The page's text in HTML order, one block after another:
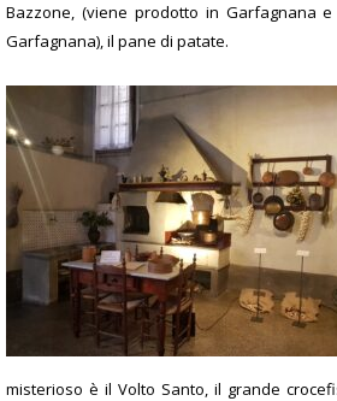
Bazzone, (viene prodotto in Garfagnana
Garfagnana), il pane di patate.
misterioso è il Volto Santo, il grande